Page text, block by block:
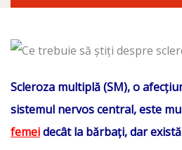
Scleroza multiplă (SM), o
sistemul nervos central, este
femeidecât la bărbați, dar